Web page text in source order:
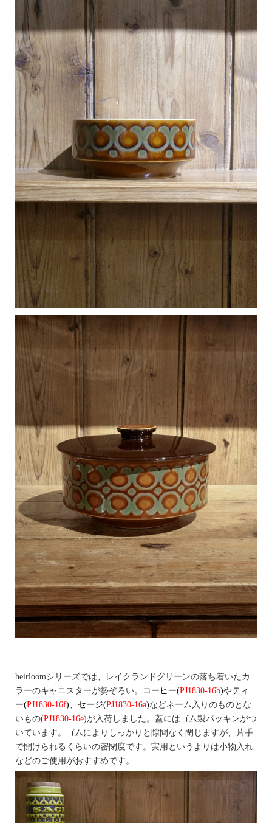
heirloomシリーズでは、レイクランドグリーンの落ち着いたカ
ラーのキャニスターが勢ぞろい。
コーヒー(PJ1830-16b)やティ
ー(PJ1830-16f) セージ(PJ1830-16a)などネーム入りのものとな
いもの(PJ1830-16e)が入荷しました。蓋にはゴム製パッキンがつ
いています。ゴムによりしっかりと隙間なく閉じますが、片手
で開けられるくらいの密閉度です。実用というよりは小物入れ
などのご使用がおすすめです。